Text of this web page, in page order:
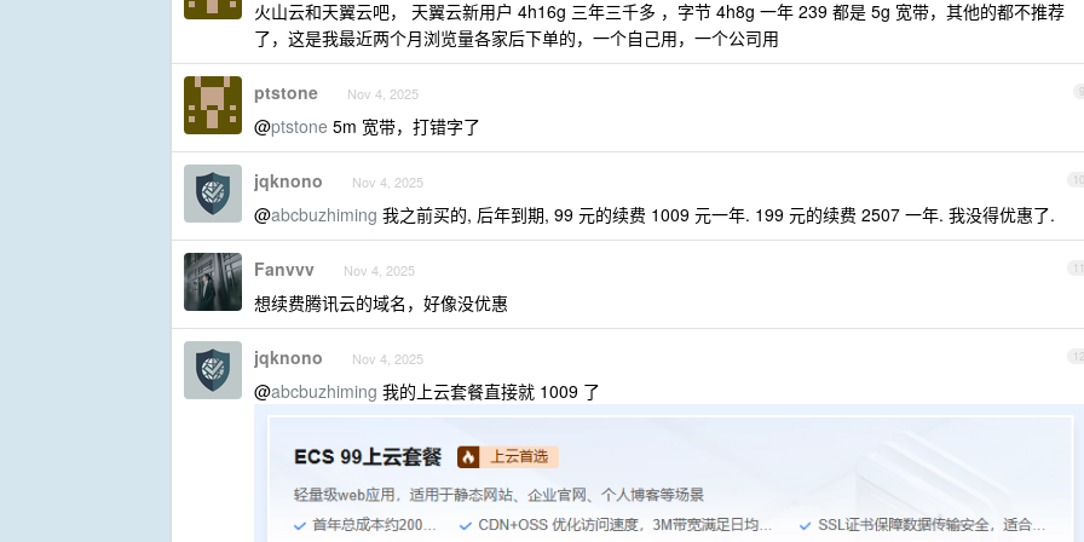
火山云和天翼云吧， 天翼云新用户 4h16g 三年三千多 ，字节 4h8g 一年 239 都是 5g 宽带，其他的都不推荐
了，这是我最近两个月浏览量各家后下单的，一个自己用，一个公司用
9
ptstone Nov 4, 2025
@ptstone 5m 宽带，打错字了
10
jqknono Nov 4, 2025
@abcbuzhiming 我之前买的, 后年到期, 99 元的续费 1009 元一年. 199 元的续费 2507 一年. 我没得优惠了.
11
Fanvvv Nov 4, 2025
想续费腾讯云的域名，好像没优惠
12
jqknono Nov 4, 2025
@abcbuzhiming 我的上云套餐直接就 1009 了